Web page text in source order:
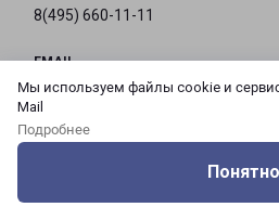
Мы используем файлы cookie и
Mail
Подробнее
Понятно
8(495) 660-11-11
EMAIL
pecom@pecom.ru
ГРАФИК РАБОТЫ
с 10:00 до с 10:00 до с